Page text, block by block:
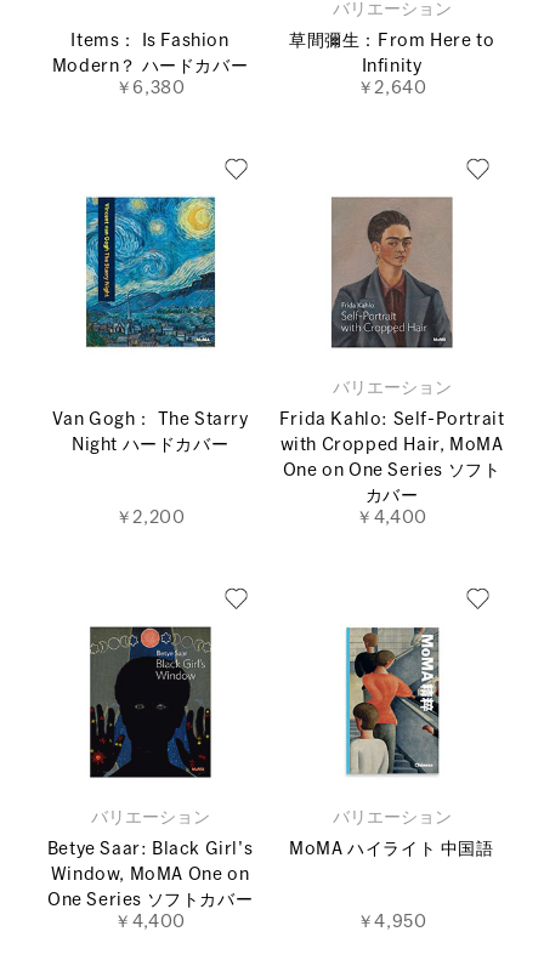
Items： Is Fashion
Modern？ ハードカバー
￥6,380
バリエーション
草間彌生：From Here to
Infinity
￥2,640
Van Gogh： The Starry
Night ハードカバー
￥2,200
バリエーション
Frida Kahlo: Self-Portrait
with Cropped Hair, MoMA
One on One Series ソフト
カバー
￥4,400
バリエーション
Betye Saar: Black Girl's
Window, MoMA One on
One Series ソフトカバー
￥4,400
バリエーション
MoMA ハイライト 中国語
￥4,950